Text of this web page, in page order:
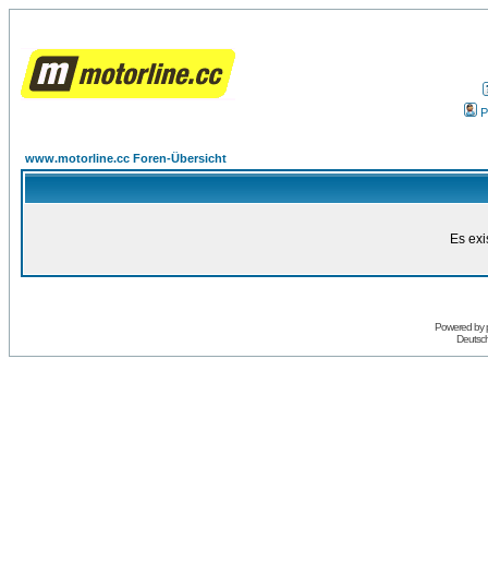
www.motorline.cc Foren-Übersicht
Es
Powered by